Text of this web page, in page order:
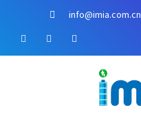
содержимому
info@imia.com.cn
Ф
е
й
Y
o
u
И
н
с